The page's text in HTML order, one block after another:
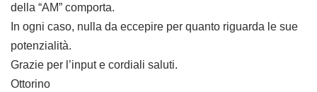
della “AM” comporta.
In ogni caso, nulla da eccepire per quanto riguarda le sue
potenzialità.
Grazie per l’input e cordiali saluti.
Ottorino